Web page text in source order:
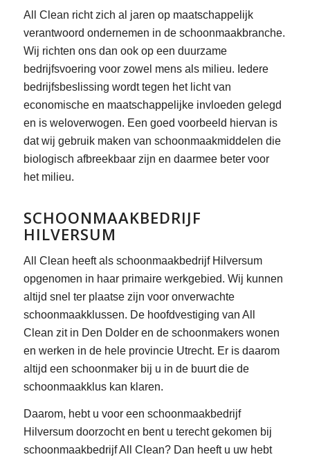
All Clean richt zich al jaren op maatschappelijk
verantwoord ondernemen in de schoonmaakbranche.
Wij richten ons dan ook op een duurzame
bedrijfsvoering voor zowel mens als milieu. Iedere
bedrijfsbeslissing wordt tegen het licht van
economische en maatschappelijke invloeden gelegd
en is weloverwogen. Een goed voorbeeld hiervan is
dat wij gebruik maken van schoonmaakmiddelen die
biologisch afbreekbaar zijn en daarmee beter voor
het milieu.
SCHOONMAAKBEDRIJF
HILVERSUM
All Clean heeft als schoonmaakbedrijf Hilversum
opgenomen in haar primaire werkgebied. Wij kunnen
altijd snel ter plaatse zijn voor onverwachte
schoonmaakklussen. De hoofdvestiging van All
Clean zit in Den Dolder en de schoonmakers wonen
en werken in de hele provincie Utrecht. Er is daarom
altijd een schoonmaker bij u in de buurt die de
schoonmaakklus kan klaren.
Daarom, hebt u voor een schoonmaakbedrijf
Hilversum doorzocht en bent u terecht gekomen bij
schoonmaakbedrijf All Clean? Dan heeft u uw hebt